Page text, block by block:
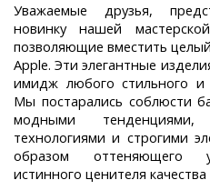
Уважаемые друзья,
новинку нашей
позволяющие вместить
Apple. Эти элегантные
имидж любого стильного и
Мы постарались соблюсти
модными
технологиями и строгими
образом оттеняющего
истинного ценителя